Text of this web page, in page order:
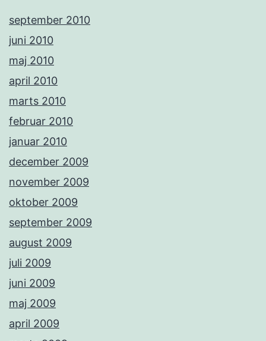
september 2010
juni 2010
maj 2010
april 2010
marts 2010
februar 2010
januar 2010
december 2009
november 2009
oktober 2009
september 2009
august 2009
juli 2009
juni 2009
maj 2009
april 2009